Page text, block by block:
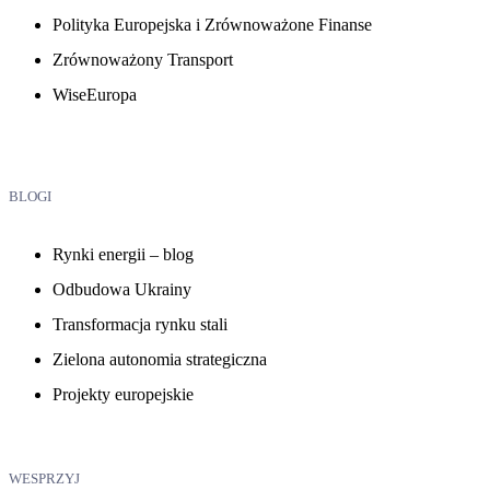
Polityka Europejska i Zrównoważone Finanse
Zrównoważony Transport
WiseEuropa
BLOGI
Rynki energii – blog
Odbudowa Ukrainy
Transformacja rynku stali
Zielona autonomia strategiczna
Projekty europejskie
WESPRZYJ